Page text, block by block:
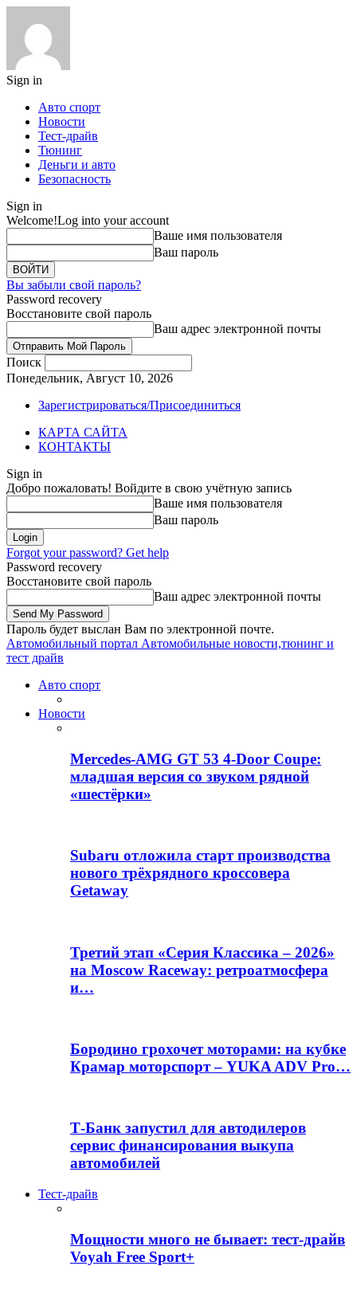
Sign in
Авто спорт
Новости
Тест-драйв
Тюнинг
Деньги и авто
Безопасность
Sign in
Welcome!Log into your account
Ваше имя пользователя
Ваш пароль
Вы забыли свой пароль?
Password recovery
Восстановите свой пароль
Ваш адрес электронной почты
Поиск
Понедельник, Август 10, 2026
Зарегистрироваться/Присоединиться
КАРТА САЙТА
КОНТАКТЫ
Sign in
Добро пожаловать! Войдите в свою учётную запись
Ваше имя пользователя
Ваш пароль
Forgot your password? Get help
Password recovery
Восстановите свой пароль
Ваш адрес электронной почты
Пароль будет выслан Вам по электронной почте.
Автомобильный портал Автомобильные новости,тюнинг и
тест драйв
Авто спорт
Новости
Mercedes-AMG GT 53 4-Door Coupe:
младшая версия со звуком рядной
«шестёрки»
Subaru отложила старт производства
нового трёхрядного кроссовера
Getaway
Третий этап «Серия Классика – 2026»
на Moscow Raceway: ретроатмосфера
и…
Бородино грохочет моторами: на кубке
Крамар моторспорт – YUKA ADV Pro…
Т-Банк запустил для автодилеров
сервис финансирования выкупа
автомобилей
Тест-драйв
Мощности много не бывает: тест-драйв
Voyah Free Sport+